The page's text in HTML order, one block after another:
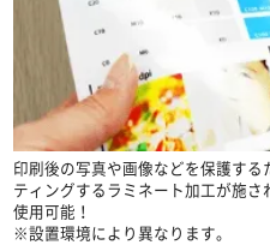
印刷後の写真や画像などを保護す
ティングするラミネート加工が施
使用可能！
※設置環境により異なります。